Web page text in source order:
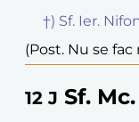
†) Sf. Ier.
(Post. Nu se
12 J Sf.